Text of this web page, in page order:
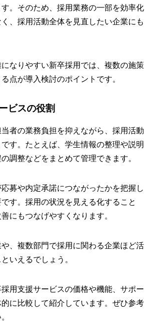
。そのため、採用業務の一部を効率化
、採用活動全体を見直したい企業にも
なりやすい新卒採用では、複数の施策
点が導入検討のポイントです。
ビスの役割
者の業務負担を抑えながら、採用活動
す。たとえば、学生情報の整理や説明
調整などをまとめて管理できます。
募や内定承諾につながったかを把握し
す。採用の状況を見える化すること
にもつなげやすくなります。
、複数部門で採用に関わる企業ほど活
いえるでしょう。
用支援サービスの価格や機能、サポー
的に比較して紹介しています。ぜひ参考